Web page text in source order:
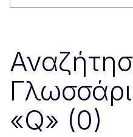
«Q» (0)